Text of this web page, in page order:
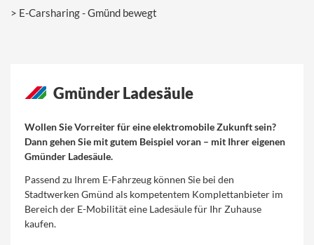
Gmünder Ladesäule
Wollen Sie Vorreiter für eine elektromobile Zukunft sein?
Dann gehen Sie mit gutem Beispiel voran – mit Ihrer eigenen
Gmünder Ladesäule.
Passend zu Ihrem E-Fahrzeug können Sie bei den
Stadtwerken Gmünd als kompetentem Komplettanbieter im
Bereich der E-Mobilität eine Ladesäule für Ihr Zuhause
kaufen.
E-Carsharing - Gmünd bewegt